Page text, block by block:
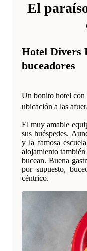
El
Hotel Divers
buceadores
Un bonito hotel con
ubicación a las
El muy amable
sus huéspedes.
y la famosa
alojamiento también
bucean. Buena
por supuesto,
céntrico.